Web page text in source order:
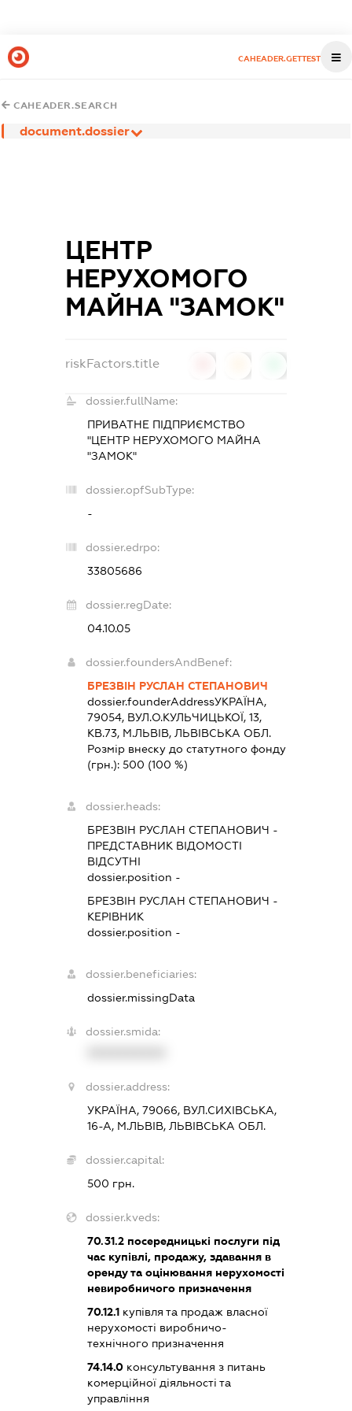
CAHEADER.GETTEST
CAHEADER.SEARCH
document.dossier
ЦЕНТР
НЕРУХОМОГО
МАЙНА "ЗАМОК"
riskFactors.title
dossier.fullName:
ПРИВАТНЕ ПІДПРИЄМСТВО
"ЦЕНТР НЕРУХОМОГО МАЙНА
"ЗАМОК"
dossier.opfSubType:
-
dossier.edrpo:
33805686
dossier.regDate:
04.10.05
dossier.foundersAndBenef:
БРЕЗВІН РУСЛАН СТЕПАНОВИЧ
dossier.founderAddressУКРАЇНА,
79054, ВУЛ.О.КУЛЬЧИЦЬКОЇ, 13,
КВ.73, М.ЛЬВІВ, ЛЬВІВСЬКА ОБЛ.
Розмір внеску до статутного фонду
(грн.): 500 (100 %)
dossier.heads:
БРЕЗВІН РУСЛАН СТЕПАНОВИЧ -
ПРЕДСТАВНИК ВІДОМОСТІ
ВІДСУТНІ
dossier.position -
БРЕЗВІН РУСЛАН СТЕПАНОВИЧ -
КЕРІВНИК
dossier.position -
dossier.beneficiaries:
dossier.missingData
dossier.smida:
dossier.address:
УКРАЇНА, 79066, ВУЛ.СИХІВСЬКА,
16-А, М.ЛЬВІВ, ЛЬВІВСЬКА ОБЛ.
dossier.capital:
500 грн.
dossier.kveds:
70.31.2посередницькі послуги під
час купівлі, продажу, здавання в
оренду та оцінювання нерухомості
невиробничого призначення
70.12.1купівля та продаж власної
нерухомості виробничо-
технічного призначення
74.14.0консультування з питань
комерційної діяльності та
управління